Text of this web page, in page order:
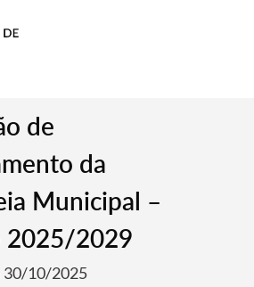
de
da
Municipal –
2025/2029
30/10/2025